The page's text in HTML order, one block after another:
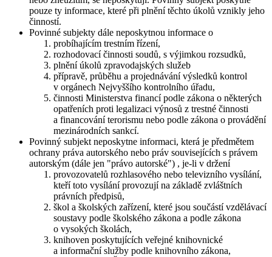
pouze ty informace, které při plnění těchto úkolů vznikly jeho
činností.
Povinné subjekty dále neposkytnou informace o
probíhajícím trestním řízení,
rozhodovací činnosti soudů, s výjimkou rozsudků,
plnění úkolů zpravodajských služeb
přípravě, průběhu a projednávání výsledků kontrol
v orgánech Nejvyššího kontrolního úřadu,
činnosti Ministerstva financí podle zákona o některých
opatřeních proti legalizaci výnosů z trestné činnosti
a financování terorismu nebo podle zákona o provádění
mezinárodních sankcí.
Povinný subjekt neposkytne informaci, která je předmětem
ochrany práva autorského nebo práv souvisejících s právem
autorským (dále jen "právo autorské") , je-li v držení
provozovatelů rozhlasového nebo televizního vysílání,
kteří toto vysílání provozují na základě zvláštních
právních předpisů,
škol a školských zařízení, které jsou součástí vzdělávací
soustavy podle školského zákona a podle zákona
o vysokých školách,
knihoven poskytujících veřejné knihovnické
a informační služby podle knihovního zákona,